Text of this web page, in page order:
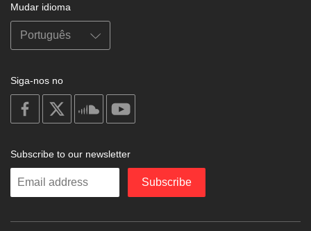
Mudar idioma
Siga-nos no
on
facebook
soundcloud
Subscribe to our newsletter
Enter
Subscribe